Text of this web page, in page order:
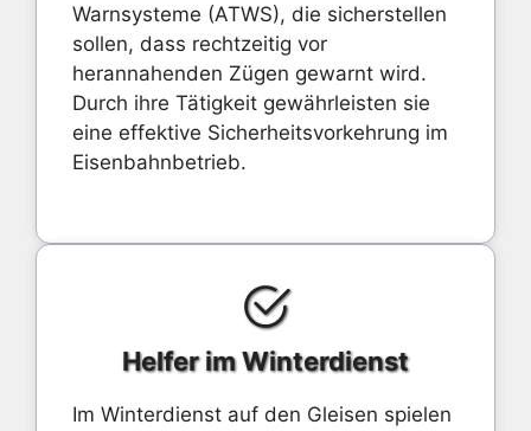
Warnsysteme (ATWS), die sicherstellen
sollen, dass rechtzeitig vor
herannahenden Zügen gewarnt wird.
Durch ihre Tätigkeit gewährleisten sie
eine effektive Sicherheitsvorkehrung im
Eisenbahnbetrieb.
Helfer im Winterdienst
Im Winterdienst auf den Gleisen spielen